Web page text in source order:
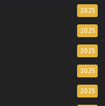
2025
2025
2025
2025
2025